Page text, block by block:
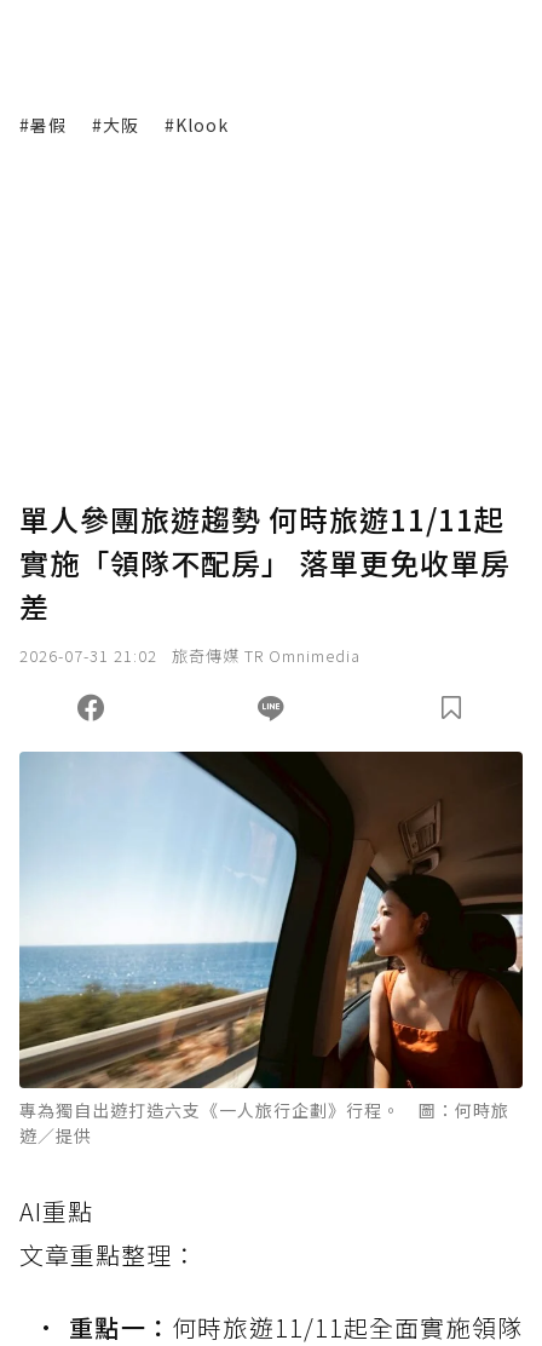
#暑假 #大阪 #Klook
單人參團旅遊趨勢 何時旅遊11/11起
實施「領隊不配房」 落單更免收單房
差
2026-07-31 21:02 旅奇傳媒 TR Omnimedia
專為獨自出遊打造六支《一人旅行企劃》行程。 圖：何時旅
遊／提供
AI重點
文章重點整理：
重點一： 何時旅遊11/11起全面實施領隊